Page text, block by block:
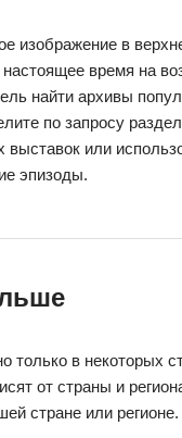
изображение в
время на
найти архивы
по запросу
или
эпизоды.
только в некоторых
от страны и
стране или регионе.